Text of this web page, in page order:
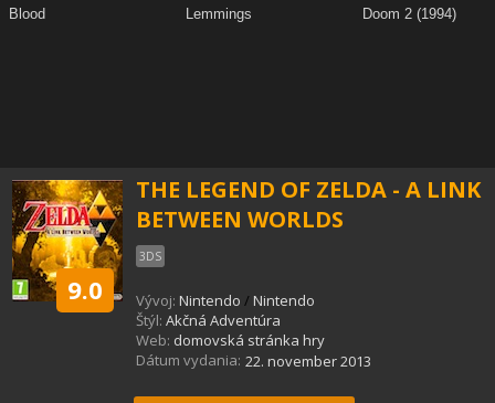
9.0
THE LEGEND OF ZELDA - A LINK
BETWEEN WORLDS
3DS
Vývoj: Nintendo / Nintendo
Štýl: Akčná Adventúra
Web: domovská stránka hry
Dátum vydania: 22. november 2013